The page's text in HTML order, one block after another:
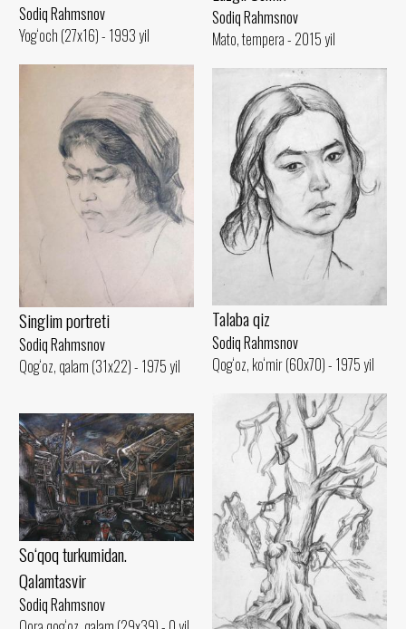
Sodiq Rahmsnov
Yog‘och (27x16) - 1993 yil
Sodiq Rahmsnov
Mato, tempera - 2015 yil
Singlim portreti
Sodiq Rahmsnov
Qog‘oz, qalam (31x22) - 1975 yil
Talaba qiz
Sodiq Rahmsnov
Qog‘oz, ko‘mir (60x70) - 1975 yil
So‘qoq turkumidan.
Qalamtasvir
Sodiq Rahmsnov